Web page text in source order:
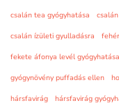
csalán tea gyógyhatása
csalán ízületi gyulladásra
fekete áfonya levél gyógyhatása
gyógynövény puffadás ellen
hársfavirág
hársfavirág